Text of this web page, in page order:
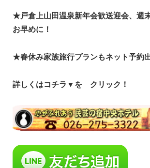
★戸倉上山田温泉新年会歓送迎会、週
お早めに！
★春休み家族旅行プランもネット予約
詳しくはコチラ▼を クリック！